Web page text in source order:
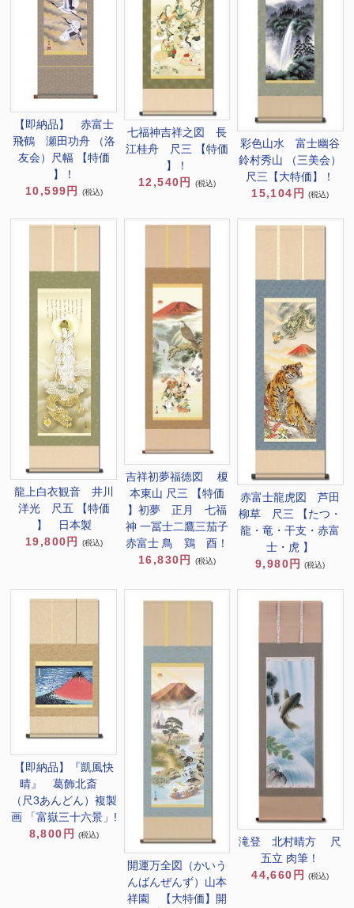
【即納品】 赤富士
飛鶴 瀬田功舟 （洛
友会）尺幅 【特価
】！
10,599円
(税込)
七福神吉祥之図 長
江桂舟 尺三 【特価
】！
12,540円
(税込)
彩色山水 富士幽谷
鈴村秀山 （三美会）
尺三【大特価】！
15,104円
(税込)
龍上白衣観音 井川
洋光 尺五 【特価
】 日本製
19,800円
(税込)
吉祥初夢福徳図 榎
本東山 尺三 【特価
】初夢 正月 七福
神 一冨士二鷹三茄子
赤富士 鳥 鶏 酉！
16,830円
(税込)
赤富士龍虎図 芦田
柳草 尺三 【たつ・
龍・竜・干支・赤富
士・虎 】
9,980円
(税込)
【即納品】『凱風快
晴』 葛飾北斎
（尺3あんどん）複製
画 「富嶽三十六景」!
8,800円
(税込)
開運万全図（かいう
んばんぜんず）山本
祥園 【大特価】開
滝登 北村晴方 尺
五立 肉筆！
44,660円 (税込)